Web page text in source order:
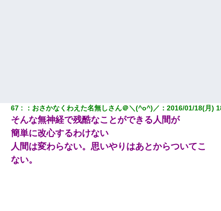
67 ： おさかなくわえた名無しさん＠＼(^o^)／ ：2016/01/18(月)
そんな無神経で残酷なことができる人間が
簡単に改心するわけない
人間は変わらない。思いやりはあとからついてこ
ない。